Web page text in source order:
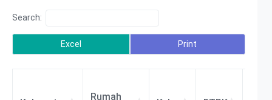
Search:
Excel Print
Rumah